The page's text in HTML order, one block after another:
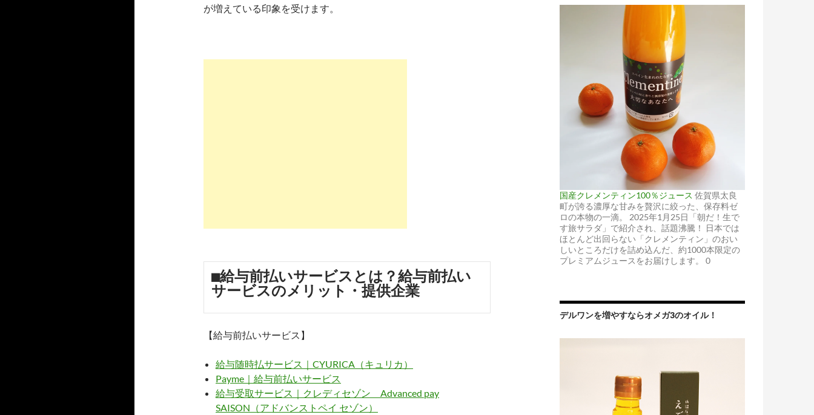
が増えている印象を受けます。
■給与前払いサービスとは？給与前払い
サービスのメリット・提供企業
【給与前払いサービス】
給与随時払サービス｜CYURICA（キュリカ）
Payme｜給与前払いサービス
給与受取サービス｜クレディセゾン Advanced pay
SAISON（アドバンストペイ セゾン）
国産クレメンティン100％ジュース 佐賀県太良
町が誇る濃厚な甘みを贅沢に絞った、保存料ゼ
ロの本物の一滴。 2025年1月25日「朝だ！生で
す旅サラダ」で紹介され、話題沸騰！ 日本では
ほとんど出回らない「クレメンティン」のおい
しいところだけを詰め込んだ、約1000本限定の
プレミアムジュースをお届けします。 0
デルワンを増やすならオメガ3のオイル！